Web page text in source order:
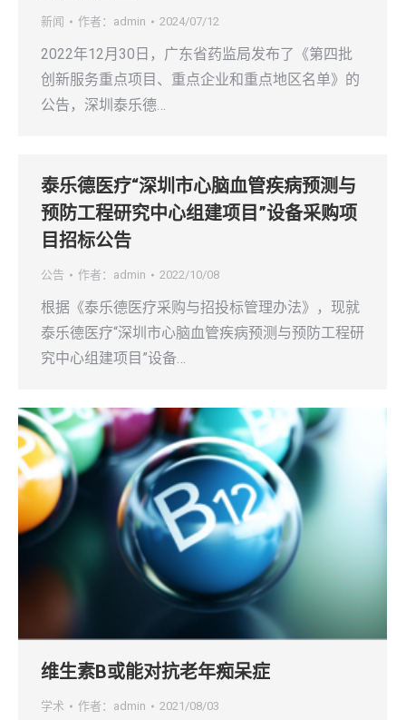
新闻 作者： admin 2024/07/12
2022年12月30日，广东省药监局发布了《第四批
创新服务重点项目、重点企业和重点地区名单》的
公告，深圳泰乐德…
泰乐德医疗“深圳市心脑血管疾病预测与
预防工程研究中心组建项目”设备采购项
目招标公告
公告 作者： admin 2022/10/08
根据《泰乐德医疗采购与招投标管理办法》，现就
泰乐德医疗“深圳市心脑血管疾病预测与预防工程研
究中心组建项目”设备…
维生素B或能对抗老年痴呆症
学术 作者： admin 2021/08/03